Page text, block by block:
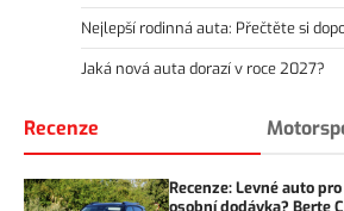
Nejlepší rodinná auta: Přečtěte si
Jaká nová auta dorazí v roce 2027?
Recenze
Recenze: Levné auto